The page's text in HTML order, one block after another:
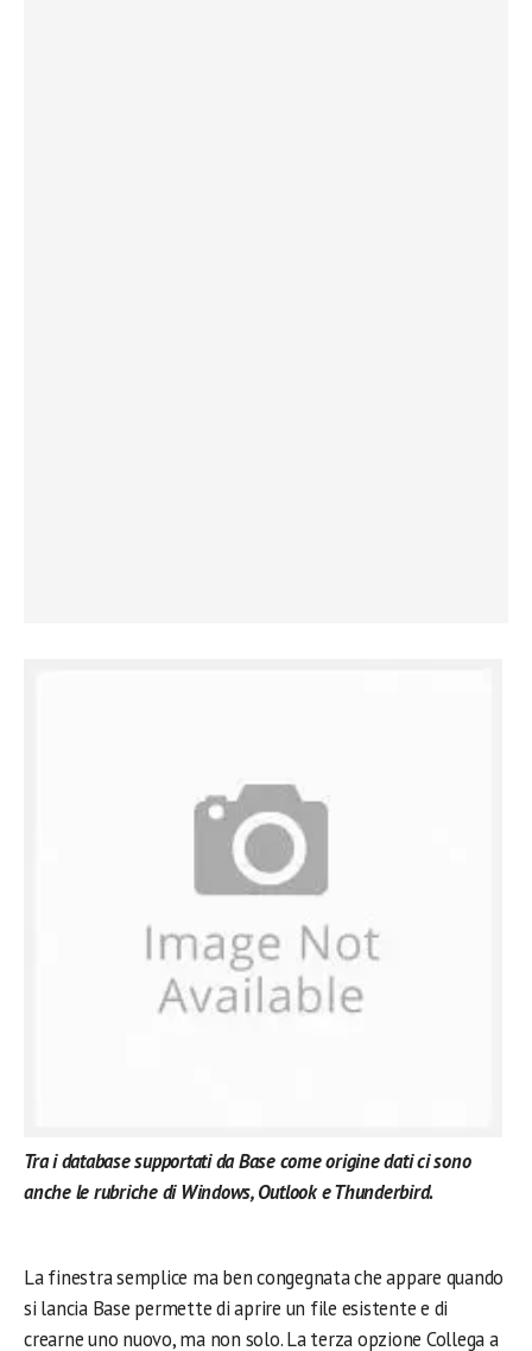
Tra i database supportati da Base come origine dati ci sono
anche le rubriche di Windows, Outlook e Thunderbird.
La finestra semplice ma ben congegnata che appare quando
si lancia Base permette di aprire un file esistente e di
crearne uno nuovo, ma non solo. La terza opzione Collega a